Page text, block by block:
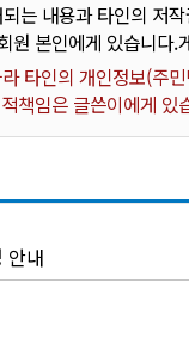
는 내용과 타인의 저
원 본인에게 있습니
타인의 개인정보(주
책임은 글쓴이에게 있
안내